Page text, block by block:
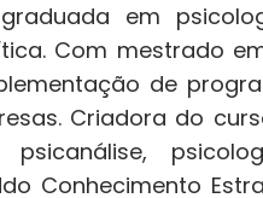
em
Com mestrado
de
Criadora do
Conhecimento